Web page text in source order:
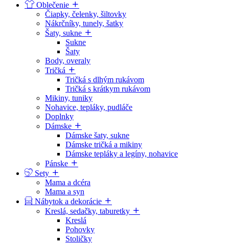
Oblečenie
Čiapky, čelenky, šiltovky
Nákrčníky, tunely, šatky
Šaty, sukne
Sukne
Šaty
Body, overaly
Tričká
Tričká s dlhým rukávom
Tričká s krátkym rukávom
Mikiny, tuniky
Nohavice, tepláky, pudláče
Doplnky
Dámske
Dámske šaty, sukne
Dámske tričká a mikiny
Dámske tepláky a legíny, nohavice
Pánske
Sety
Mama a dcéra
Mama a syn
Nábytok a dekorácie
Kreslá, sedačky, taburetky
Kreslá
Pohovky
Stoličky